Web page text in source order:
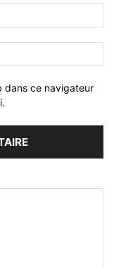
dans ce navigateur